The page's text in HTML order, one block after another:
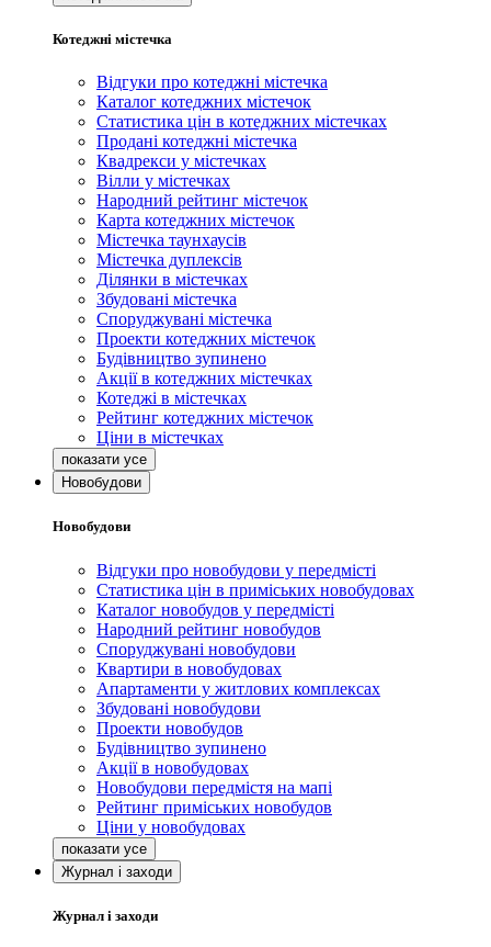
Котеджні містечка
Відгуки про котеджні містечка
Каталог котеджних містечок
Статистика цін в котеджних містечках
Продані котеджні містечка
Квадрекси у містечках
Вілли у містечках
Народний рейтинг містечок
Карта котеджних містечок
Містечка таунхаусів
Містечка дуплексів
Ділянки в містечках
Збудовані містечка
Споруджувані містечка
Проекти котеджних містечок
Будівництво зупинено
Акції в котеджних містечках
Котеджі в містечках
Рейтинг котеджних містечок
Ціни в містечках
Новобудови
Новобудови
Відгуки про новобудови у передмісті
Статистика цін в приміських новобудовах
Каталог новобудов у передмісті
Народний рейтинг новобудов
Споруджувані новобудови
Квартири в новобудовах
Апартаменти у житлових комплексах
Збудовані новобудови
Проекти новобудов
Будівництво зупинено
Акції в новобудовах
Новобудови передмістя на мапі
Рейтинг приміських новобудов
Ціни у новобудовах
Журнал і заходи
Журнал і заходи